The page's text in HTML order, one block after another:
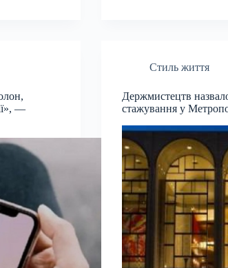
—
Стиль життя
Держмистецтв
стажування у